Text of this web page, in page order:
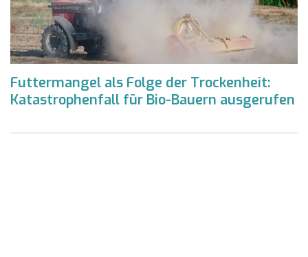
Futtermangel als Folge der Trockenheit:
Katastrophenfall für Bio-Bauern ausgerufen